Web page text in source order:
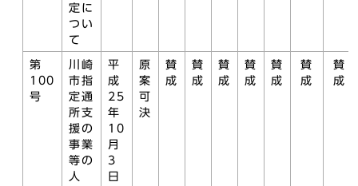
定に
つい
て
第
100
号
川崎
市指
定通
所支
援の
事業
等の
人
平
成
25
年
10
月
3
日
原
案
可
決
賛
成
賛
成
賛
成
賛
成
賛
成
賛
成
賛
成